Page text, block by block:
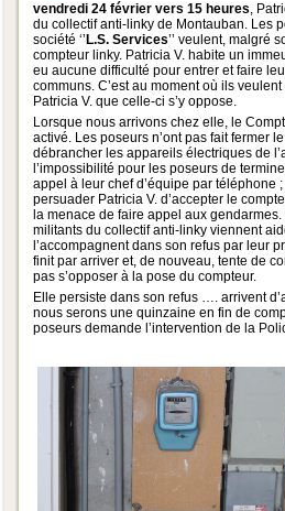
vendredi 24 février vers 15 heures,
du collectif anti-linky de Montauban. Les
société ‘’ L.S. Services’’ veulent, malgré
compteur linky. Patricia V. habite un
eu aucune difficulté pour entrer et faire
communs. C’est au moment où ils
Patricia V. que celle-ci s’y oppose.
Lorsque nous arrivons chez elle, le
activé. Les poseurs n’ont pas fait fermer
débrancher les appareils électriques de
l’impossibilité pour les poseurs de
appel à leur chef d’équipe par téléphone
persuader Patricia V. d’accepter le
la menace de faire appel aux
militants du collectif anti-linky viennent
l’accompagnent dans son refus par leur
finit par arriver et, de nouveau, tente de
pas s’opposer à la pose du compteur.
Elle persiste dans son refus …. arrivent
nous serons une quinzaine en fin de
poseurs demande l’intervention de la